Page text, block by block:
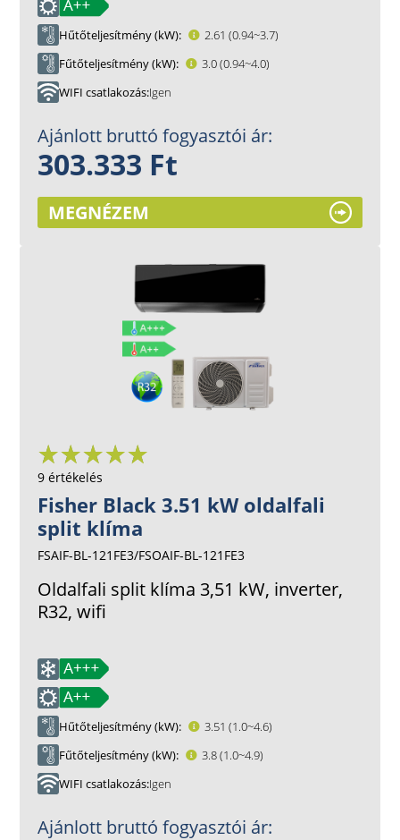
Hűtőteljesítmény (kW)
2.61 (0.94~3.7)
Fűtőteljesítmény (kW)
3.0 (0.94~4.0)
WIFI csatlakozás Igen
Ajánlott bruttó fogyasztói ár:
303.333 Ft
MEGNÉZEM
9 értékelés
Fisher Black 3.51 kW oldalfali
split klíma
FSAIF-BL-121FE3/FSOAIF-BL-121FE3
Oldalfali split klíma 3,51 kW, inverter,
R32, wifi
Hűtőteljesítmény (kW)
3.51 (1.0~4.6)
Fűtőteljesítmény (kW)
3.8 (1.0~4.9)
WIFI csatlakozás Igen
Ajánlott bruttó fogyasztói ár: